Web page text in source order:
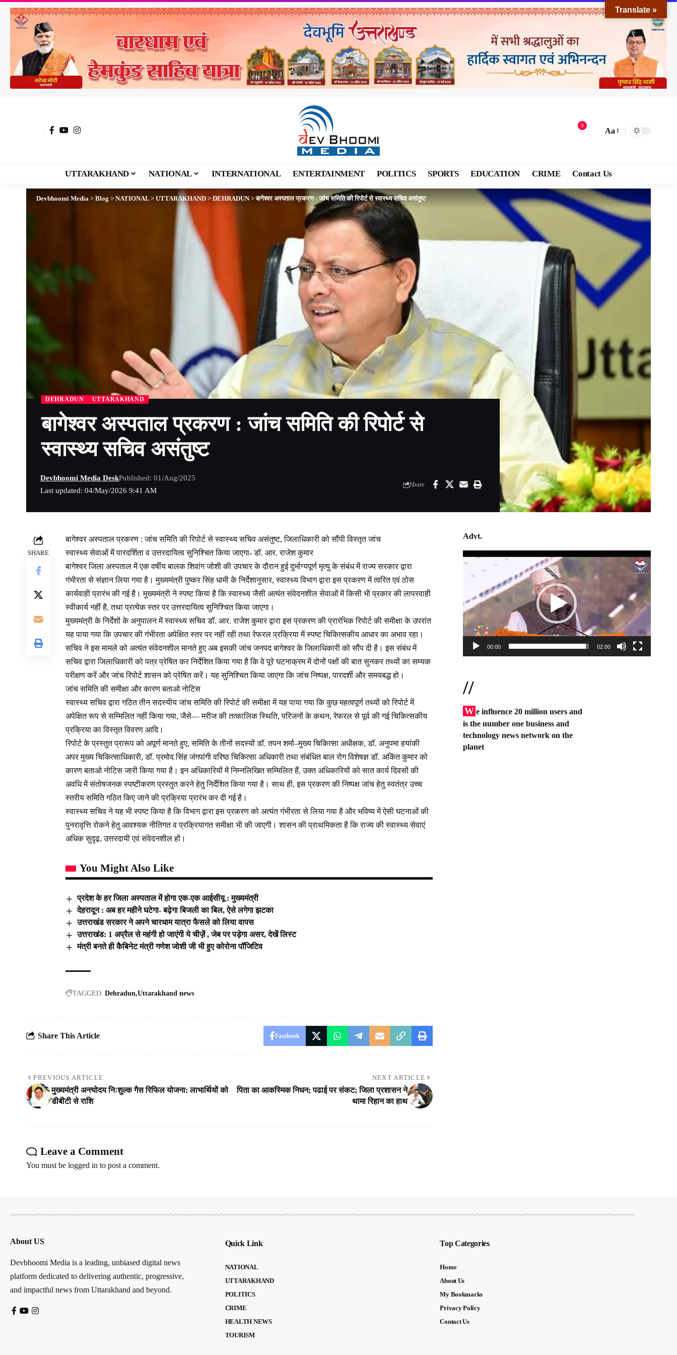
9
Aa
UTTARAKHAND NATIONAL INTERNATIONAL ENTERTAINMENT POLITICS SPORTS EDUCATION CRIME Contact Us
Devbhoomi Media > Blog > NATIONAL > UTTARAKHAND> DEHRADUN>बागेश्वर अस्पताल प्रकरण : जांच समिति की रिपोर्ट से स्वास्थ्य सचिव असंतुष्ट
DEHRADUN UTTARAKHAND
बागेश्वर अस्पताल प्रकरण : जांच समिति की रिपोर्ट से
स्वास्थ्य सचिव असंतुष्ट
Last updated: 04/May/2026 9:41 AM
Devbhoomi Media DeskPublished: 01/Aug/2025
Share
SHARE
बागेश्वर अस्पताल प्रकरण : जांच समिति की रिपोर्ट से स्वास्थ्य सचिव असंतुष्ट, जिलाधिकारी को सौंपी विस्तृत जांच
स्वास्थ्य सेवाओं में पारदर्शिता व उत्तरदायित्व सुनिश्चित किया जाएगा- डॉ. आर. राजेश कुमार
बागेश्वर जिला अस्पताल में एक वर्षीय बालक शिवांग जोशी की उपचार के दौरान हुई दुर्भाग्यपूर्ण मृत्यु के संबंध में राज्य सरकार द्वारा
गंभीरता से संज्ञान लिया गया है। मुख्यमंत्री पुष्कर सिंह धामी के निर्देशानुसार, स्वास्थ्य विभाग द्वारा इस प्रकरण में त्वरित एवं ठोस
कार्यवाही प्रारंभ की गई है। मुख्यमंत्री ने स्पष्ट किया है कि स्वास्थ्य जैसी अत्यंत संवेदनशील सेवाओं में किसी भी प्रकार की लापरवाही
स्वीकार्य नहीं है, तथा प्रत्येक स्तर पर उत्तरदायित्व सुनिश्चित किया जाएगा।
मुख्यमंत्री के निर्देशों के अनुपालन में स्वास्थ्य सचिव डॉ. आर. राजेश कुमार द्वारा इस प्रकरण की प्रारंभिक रिपोर्ट की समीक्षा के उपरांत
यह पाया गया कि उपचार की गंभीरता अपेक्षित स्तर पर नहीं रही तथा रेफरल प्रक्रिया में स्पष्ट चिकित्सकीय आधार का अभाव रहा।
सचिव ने इस मामले को अत्यंत संवेदनशील मानते हुए अब इसकी जांच जनपद बागेश्वर के जिलाधिकारी को सौंप दी है। इस संबंध में
सचिव द्वारा जिलाधिकारी को पत्र प्रेषित कर निर्देशित किया गया है कि वे पूरे घटनाक्रम में दोनों पक्षों की बात सुनकर तथ्यों का सम्यक
परीक्षण करें और जांच रिपोर्ट शासन को प्रेषित करें। यह सुनिश्चित किया जाएगा कि जांच निष्पक्ष, पारदर्शी और समयबद्ध हो।
जांच समिति की समीक्षा और कारण बताओ नोटिस
स्वास्थ्य सचिव द्वारा गठित तीन सदस्यीय जांच समिति की रिपोर्ट की समीक्षा में यह पाया गया कि कुछ महत्वपूर्ण तथ्यों को रिपोर्ट में
अपेक्षित रूप से सम्मिलित नहीं किया गया, जैसे— मरीज की तत्कालिक स्थिति, परिजनों के कथन, रेफरल से पूर्व की गई चिकित्सकीय
प्रक्रिया का विस्तृत विवरण आदि।
रिपोर्ट के प्रस्तुत प्रारूप को अपूर्ण मानते हुए, समिति के तीनों सदस्यों डॉ. तपन शर्मा–मुख्य चिकित्सा अधीक्षक, डॉ. अनुपमा हयांकी
अपर मुख्य चिकित्साधिकारी, डॉ. प्रमोद सिंह जंगपांगी वरिष्ठ चिकित्सा अधिकारी तथा संबंधित बाल रोग विशेषज्ञ डॉ. अकिंत कुमार को
कारण बताओ नोटिस जारी किया गया है। इन अधिकारियों में निम्नलिखित सम्मिलित हैं, उक्त अधिकारियों को सात कार्य दिवसों की
अवधि में संतोषजनक स्पष्टीकरण प्रस्तुत करने हेतु निर्देशित किया गया है। साथ ही, इस प्रकरण की निष्पक्ष जांच हेतु स्वतंत्र उच्च
स्तरीय समिति गठित किए जाने की प्रक्रिया प्रारंभ कर दी गई है।
स्वास्थ्य सचिव ने यह भी स्पष्ट किया है कि विभाग द्वारा इस प्रकरण को अत्यंत गंभीरता से लिया गया है और भविष्य में ऐसी घटनाओं की
पुनरावृत्ति रोकने हेतु आवश्यक नीतिगत व प्रक्रियागत समीक्षा भी की जाएगी। शासन की प्राथमिकता है कि राज्य की स्वास्थ्य सेवाएं
अधिक सुदृढ़, उत्तरदायी एवं संवेदनशील हों।
You Might Also Like
प्रदेश के हर जिला अस्पताल में होगा एक-एक आईसीयू : मुख्यमंत्री
देहरादून : अब हर महीने घटेगा- बढ़ेगा बिजली का बिल, ऐसे लगेगा झटका
उत्तराखंड सरकार ने अपने चारधाम यात्रा फैसले को लिया वापस
उत्तराखंड: 1 अप्रैल से महंगी हो जाएंगी ये चीज़़ें , जेब पर पड़ेगा असर, देखें लिस्ट
मंत्री बनते ही कैबिनेट मंत्री गणेश जोशी जी भी हुए कोरोना पॉजिटिव
TAGGED: Dehradun Uttarakhand news
Share This Article Facebook
PREVIOUS ARTICLE
मुख्यमंत्री अन्त्योदय निःशुल्क गैस रिफिल योजना: लाभार्थियों को
डीबीटी से राशि
NEXT ARTICLE
पिता का आकस्मिक निधन; पढाई पर संकट; जिला प्रशासन ने
थामा रिहान का हाथ
Leave a Comment
You must be logged in to post a comment.
Advt.
Video
00:00 02:00
//
W e influence 20 million users and
is the number one business and
technology news network on the
planet
About US
Devbhoomi Media is a leading, unbiased digital news
platform dedicated to delivering authentic, progressive,
and impactful news from Uttarakhand and beyond.
Quick Link
NATIONAL
UTTARAKHAND
POLITICS
CRIME
HEALTH NEWS
TOURISM
Top Categories
Home
About Us
My Bookmarks
Privacy Policy
Contact Us
Translate »